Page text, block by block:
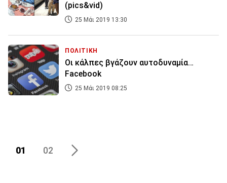
(pics&vid)
25 Μάι 2019 13:30
ΠΟΛΙΤΙΚΗ
Οι κάλπες βγάζουν αυτοδυναμία…
Facebook
25 Μάι 2019 08:25
01 02